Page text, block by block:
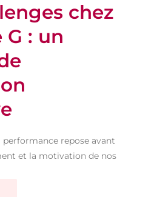
chez
G : un
performance repose avant
et la motivation de nos